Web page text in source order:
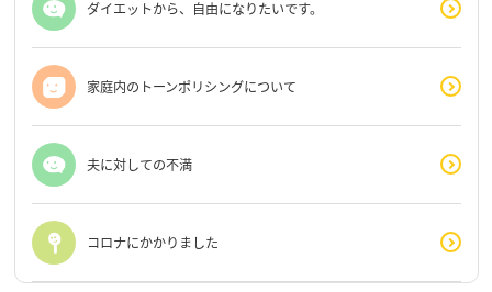
ダイエットから、自由になりたいです。
家庭内のトーンポリシングについて
夫に対しての不満
コロナにかかりました